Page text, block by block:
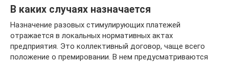
В каких случаях назначается
Назначение разовых стимулирующих платежей
отражается в локальных нормативных актах
предприятия. Это коллективный договор, чаще всего
положение о премировании. В нем предусматриваются